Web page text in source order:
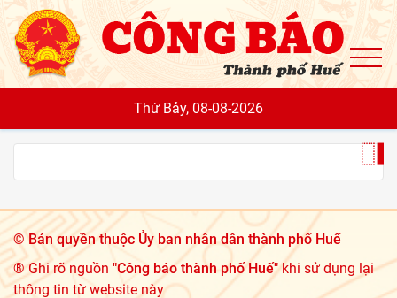
Thứ Bảy, 08-08-2026
©Bản quyền thuộc Ủy ban nhân dân thành phố Huế
® Ghi rõ nguồn "Công báo thành phố Huế"khi sử dụng lại
thông tin từ website này